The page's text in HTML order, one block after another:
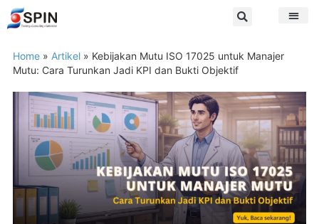
Home » Artikel » Kebijakan Mutu ISO 17025 untuk Manajer
Mutu: Cara Turunkan Jadi KPI dan Bukti Objektif